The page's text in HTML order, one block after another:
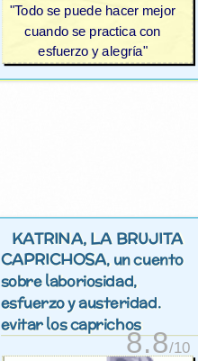
"Todo se puede hacer mejor
cuando se practica con
esfuerzo y alegría"
KATRINA, LA BRUJITA
CAPRICHOSA, un cuento
sobre laboriosidad,
esfuerzo y austeridad.
evitar los caprichos
8.8/10